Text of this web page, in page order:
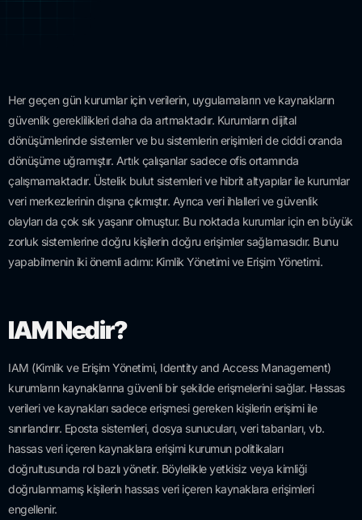
Her geçen gün kurumlar için verilerin, uygulamaların ve kaynakların
güvenlik gereklilikleri daha da artmaktadır. Kurumların dijital
dönüşümlerinde sistemler ve bu sistemlerin erişimleri de ciddi oranda
dönüşüme uğramıştır. Artık çalışanlar sadece ofis ortamında
çalışmamaktadır. Üstelik bulut sistemleri ve hibrit altyapılar ile kurumlar
veri merkezlerinin dışına çıkmıştır. Ayrıca veri ihlalleri ve güvenlik
olayları da çok sık yaşanır olmuştur. Bu noktada kurumlar için en büyük
zorluk sistemlerine doğru kişilerin doğru erişimler sağlamasıdır. Bunu
yapabilmenin iki önemli adımı: Kimlik Yönetimi ve Erişim Yönetimi.
IAM Nedir?
IAM (Kimlik ve Erişim Yönetimi, Identity and Access Management)
kurumların kaynaklarına güvenli bir şekilde erişmelerini sağlar. Hassas
verileri ve kaynakları sadece erişmesi gereken kişilerin erişimi ile
sınırlandırır. Eposta sistemleri, dosya sunucuları, veri tabanları, vb.
hassas veri içeren kaynaklara erişimi kurumun politikaları
doğrultusunda rol bazlı yönetir. Böylelikle yetkisiz veya kimliği
doğrulanmamış kişilerin hassas veri içeren kaynaklara erişimleri
engellenir.